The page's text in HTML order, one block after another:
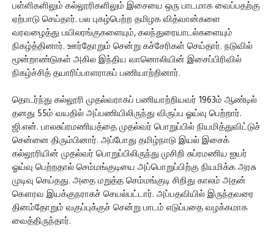
பள்ளிகளிலும் கல்லூரிகளிலும் இசையை ஒரு பாடமாக வைப்பதற்கு
ஏற்பாடு செய்தார். பல புகழ்பெற்ற தமிழக வித்வான்களை
வரவழைத்து பயிலரங்குகளையும், கலந்துரையாடல்களையும்
நிகழ்த்தினார். ஊர்தோறும் சென்று கச்சேரிகள் செய்தார். நடுவில்
மூன்றாண்டுகள் அகில இந்திய வானொலியின் இசைப்பிரிவில்
நிகழ்ச்சித் தயாரிப்பாளராகப் பணியாற்றினார்.
தொடர்ந்து கல்லூரி முதல்வராகப் பணியாற்றியவர் 1963ம் ஆண்டில்
தனது 55ம் வயதில் அப்பணியிலிருந்து விருப்ப ஓய்வு பெற்றார்.
ஜி.என். பாலசுப்ரமணியத்தை முதல்வர் பொறுப்பில் நியமித்துவிட்டுச்
சென்னை திரும்பினார். அப்போது தமிழ்நாடு இயல் இசைக்
கல்லூரியின் முதல்வர் பொறுப்பிலிருந்து முசிறி சுப்ரமணிய ஐயர்
ஓய்வு பெற்றதால் செம்மங்குடியை அப்பொறுப்பிற்கு நியமிக்க அரசு
முடிவு செய்தது. அதை மறுத்த செம்மங்குடி சிறிது காலம் அதன்
கௌரவ இயக்குநராகச் செயல்பட்டார். அப்பதவியில் இருந்தவரை
தினம்தோறும் வகுப்புக்குச் சென்று பாடம் எடுப்பதை வழக்கமாக
வைத்திருந்தார்.